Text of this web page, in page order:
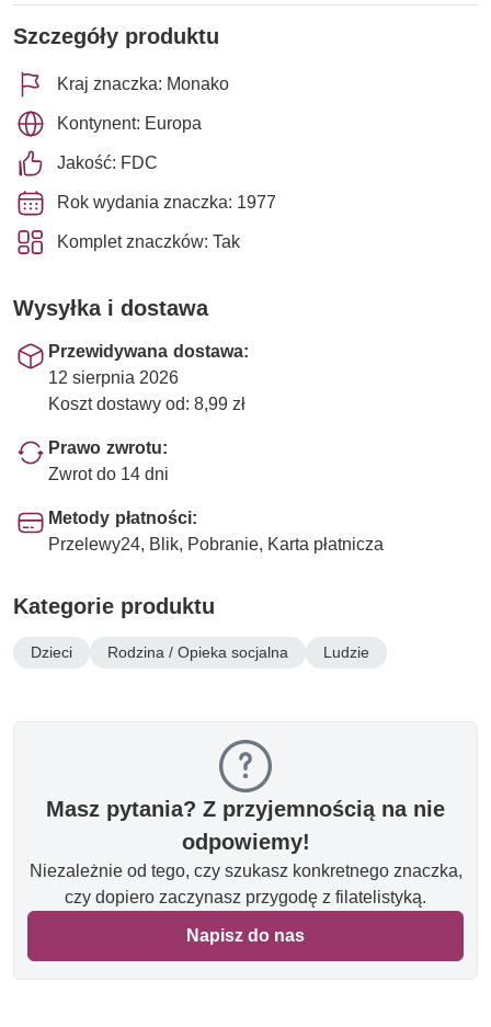
Szczegóły produktu
Kraj znaczka: Monako
Kontynent: Europa
Jakość: FDC
Rok wydania znaczka: 1977
Komplet znaczków: Tak
Wysyłka i dostawa
Przewidywana dostawa:
12 sierpnia 2026
Koszt dostawy od: 8,99 zł
Prawo zwrotu:
Zwrot do 14 dni
Metody płatności:
Przelewy24, Blik, Pobranie, Karta płatnicza
Kategorie produktu
Dzieci Rodzina / Opieka socjalna Ludzie
Masz pytania? Z przyjemnością na nie
odpowiemy!
Niezależnie od tego, czy szukasz konkretnego znaczka,
czy dopiero zaczynasz przygodę z filatelistyką.
Napisz do nas